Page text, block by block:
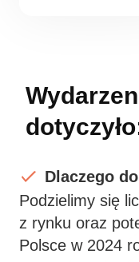
Dlaczego
Podzielimy się
z rynku oraz
Polsce w 2024